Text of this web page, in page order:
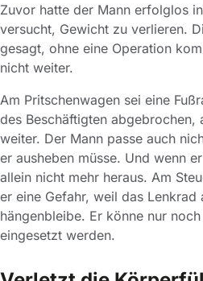
Zuvor hatte der Mann erfolglos
versucht, Gewicht zu verlieren.
gesagt, ohne eine Operation
nicht weiter.
Am Pritschenwagen sei eine
des Beschäftigten abgebrochen,
weiter. Der Mann passe auch
er ausheben müsse. Und wenn
allein nicht mehr heraus. Am
er eine Gefahr, weil das Lenkrad
hängenbleibe. Er könne nur
eingesetzt werden.